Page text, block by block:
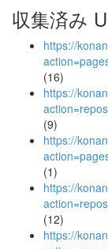
収集済み
https://
(16)
https://
(9)
https://
(1)
https://
(12)
https://